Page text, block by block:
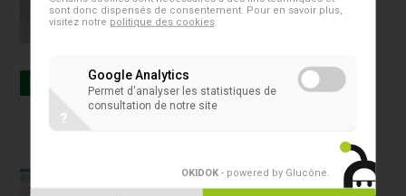
Kit RPR-carbone
Tests rapides pour nourriture
TwinSensor Plus
Tests rapides Antigéniques
AutoTest NEWGENE Covid-19
sont donc dispensés de consentement. Pour en savoir plus,
visitez notre politique des cookies
Google Analytics
Permet d'analyser les statistiques de
consultation de notre site
?
OKIDOK - powered by Glucône